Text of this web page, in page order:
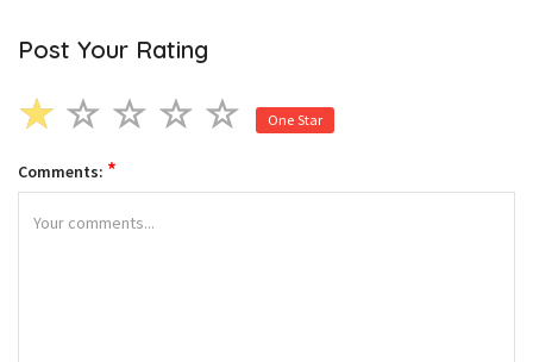
Post Your Rating
One Star
Comments: *